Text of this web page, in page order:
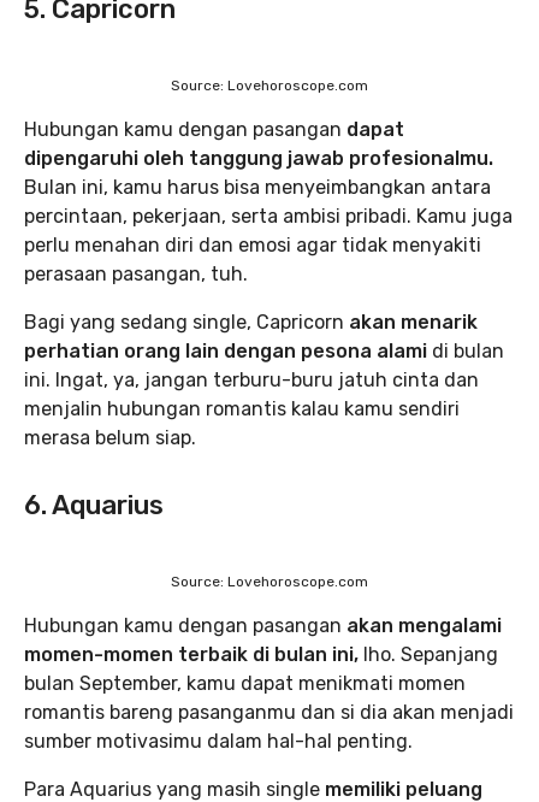
5. Capricorn
Source: Lovehoroscope.com
Hubungan kamu dengan pasangan dapat
dipengaruhi oleh tanggung jawab profesionalmu.
Bulan ini, kamu harus bisa menyeimbangkan antara
percintaan, pekerjaan, serta ambisi pribadi. Kamu juga
perlu menahan diri dan emosi agar tidak menyakiti
perasaan pasangan, tuh.
Bagi yang sedang single, Capricorn akan menarik
perhatian orang lain dengan pesona alami di bulan
ini. Ingat, ya, jangan terburu-buru jatuh cinta dan
menjalin hubungan romantis kalau kamu sendiri
merasa belum siap.
6. Aquarius
Source: Lovehoroscope.com
Hubungan kamu dengan pasangan akan mengalami
momen-momen terbaik di bulan ini, lho. Sepanjang
bulan September, kamu dapat menikmati momen
romantis bareng pasanganmu dan si dia akan menjadi
sumber motivasimu dalam hal-hal penting.
Para Aquarius yang masih single memiliki peluang